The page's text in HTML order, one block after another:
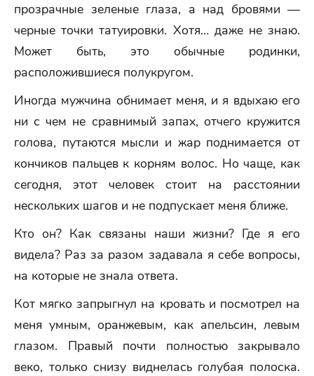
прозрачные зеленые глаза, а над бровями —
черные точки татуировки. Хотя… даже не знаю.
Может быть, это обычные родинки,
расположившиеся полукругом.
Иногда мужчина обнимает меня, и я вдыхаю его
ни с чем не сравнимый запах, отчего кружится
голова, путаются мысли и жар поднимается от
кончиков пальцев к корням волос. Но чаще, как
сегодня, этот человек стоит на расстоянии
нескольких шагов и не подпускает меня ближе.
Кто он? Как связаны наши жизни? Где я его
видела? Раз за разом задавала я себе вопросы,
на которые не знала ответа.
Кот мягко запрыгнул на кровать и посмотрел на
меня умным, оранжевым, как апельсин, левым
глазом. Правый почти полностью закрывало
веко, только снизу виднелась голубая полоска.